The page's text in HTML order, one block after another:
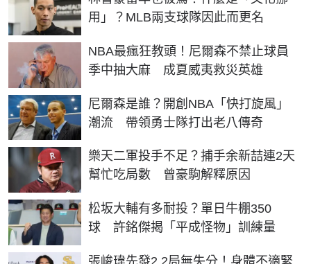
用」？MLB兩支球隊因此而更名
NBA最瘋狂教頭！尼爾森不禁止球員
季中抽大麻 成夏威夷救災英雄
尼爾森是誰？開創NBA「快打旋風」
潮流 帶領勇士隊打出老八傳奇
樂天二軍投手不足？捕手余新喆連2天
幫忙吃局數 曾豪駒解釋原因
松坂大輔有多耐投？單日牛棚350
球 許銘傑揭「平成怪物」訓練量
張峻瑋先發2.2局無失分！身體不適緊